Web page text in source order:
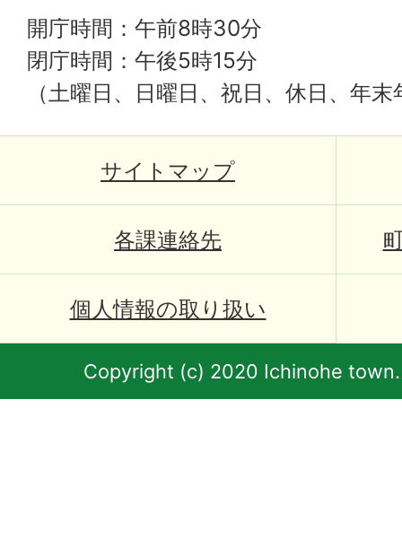
開庁時間：午前8時30分
閉庁時間：午後5時15分
（土曜日、日曜日、祝日、休日、年
サイトマップ
各課連絡先
個人情報の取り扱い
Copyright (c) 2020 Ichinohe